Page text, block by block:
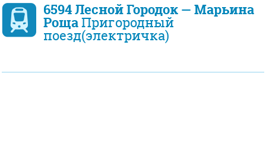
6594 Лесной Городок — Марьина
РощаПригородный
поезд(электричка)